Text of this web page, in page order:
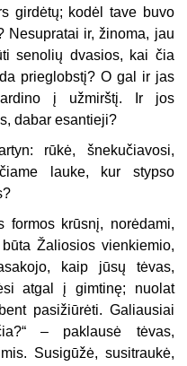
girdėtų; kodėl tave buvo
Nesupratai ir, žinoma, jau
senolių dvasios, kai čia
prieglobstį? O gal ir jas
į užmirštį. Ir jos
dabar esantieji?
rūkė, šnekučiavosi,
lauke, kur stypso
formos krūsnį, norėdami,
Žaliosios vienkiemio,
kaip jūsų tėvas,
atgal į gimtinę; nuolat
pasižiūrėti. Galiausiai
– paklausė tėvas,
Susigūžė, susitraukė,